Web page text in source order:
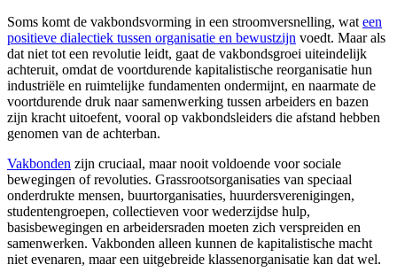
Soms komt de vakbondsvorming in een stroomversnelling, wat een
positieve dialectiek tussen organisatie en bewustzijn voedt. Maar als
dat niet tot een revolutie leidt, gaat de vakbondsgroei uiteindelijk
achteruit, omdat de voortdurende kapitalistische reorganisatie hun
industriële en ruimtelijke fundamenten ondermijnt, en naarmate de
voortdurende druk naar samenwerking tussen arbeiders en bazen
zijn kracht uitoefent, vooral op vakbondsleiders die afstand hebben
genomen van de achterban.
Vakbonden zijn cruciaal, maar nooit voldoende voor sociale
bewegingen of revoluties. Grassrootsorganisaties van speciaal
onderdrukte mensen, buurtorganisaties, huurdersverenigingen,
studentengroepen, collectieven voor wederzijdse hulp,
basisbewegingen en arbeidersraden moeten zich verspreiden en
samenwerken. Vakbonden alleen kunnen de kapitalistische macht
niet evenaren, maar een uitgebreide klassenorganisatie kan dat wel.